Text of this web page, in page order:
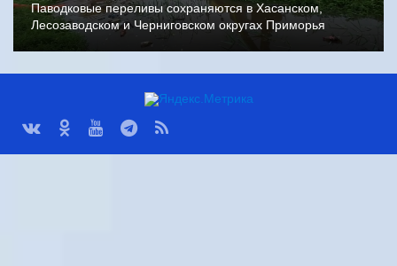
Паводковые переливы сохраняются в Хасанском,
Лесозаводском и Черниговском округах Приморья